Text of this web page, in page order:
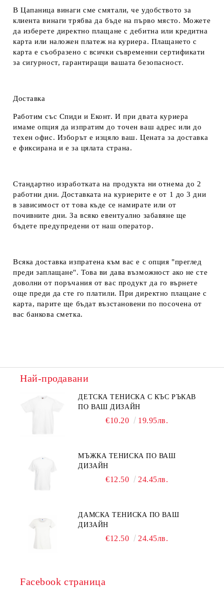
В Цапаница винаги сме смятали, че удобството за
клиента винаги трябва да бъде на първо място. Можете
да изберете директно плащане с дебитна или кредитна
карта или наложен платеж на куриера. Плащането с
карта е съобразено с всички съвременни сертификати
за сигурност, гарантиращи вашата безопасност.
Доставка
Работим със Спиди и Еконт. И при двата куриера
имаме опция да изпратим до точен ваш адрес или до
техен офис. Изборът е изцяло ваш. Цената за доставка
е фиксирана и е за цялата страна.
Стандартно изработката на продукта ни отнема до 2
работни дни. Доставката на куриерите е от 1 до 3 дни
в зависимост от това къде се намирате или от
почивните дни. За всяко евентуално забавяне ще
бъдете предупредени от наш оператор.
Всяка доставка изпратена към вас е с опция "преглед
преди заплащане". Това ви дава възможност ако не сте
доволни от поръчания от вас продукт да го върнете
още преди да сте го платили. При директно плащане с
карта, парите ще бъдат възстановени по посочена от
вас банкова сметка.
Най-продавани
ДЕТСКА ТЕНИСКА С КЪС РЪКАВ
ПО ВАШ ДИЗАЙН
€10.20 19.95лв.
МЪЖКА ТЕНИСКА ПО ВАШ
ДИЗАЙН
€12.50 24.45лв.
ДАМСКА ТЕНИСКА ПО ВАШ
ДИЗАЙН
€12.50 24.45лв.
Facebook страница